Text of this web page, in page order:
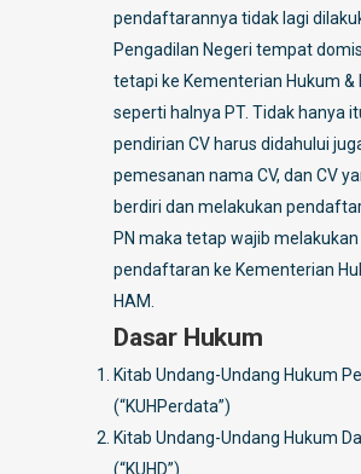
pendaftarannya tidak lagi
Pengadilan Negeri tempat
tetapi ke Kementerian Hukum &
seperti halnya PT. Tidak hanya
pendirian CV harus didahului
pemesanan nama CV, dan CV
berdiri dan melakukan
PN maka tetap wajib melakukan
pendaftaran ke Kementerian
HAM.
Dasar Hukum
Kitab Undang-Undang Hukum
(“KUHPerdata”)
Kitab Undang-Undang Hukum
(“KUHD”)